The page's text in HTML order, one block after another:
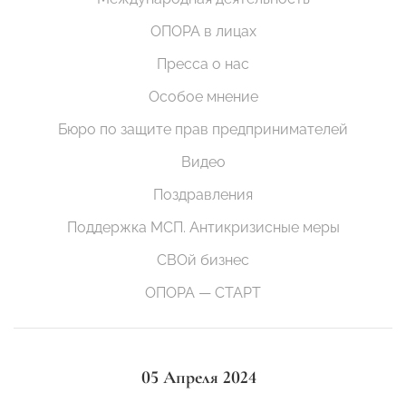
ОПОРА в лицах
Пресса о нас
Особое мнение
Бюро по защите прав предпринимателей
Видео
Поздравления
Поддержка МСП. Антикризисные меры
СВОй бизнес
ОПОРА — СТАРТ
05 Апреля 2024